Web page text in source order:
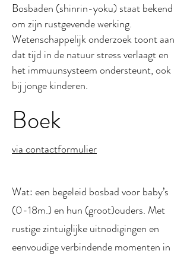
Bosbaden (shinrin-yoku) staat bekend
om zijn rustgevende werking.
Wetenschappelijk onderzoek toont aan
dat tijd in de natuur stress verlaagt en
het immuunsysteem ondersteunt, ook
bij jonge kinderen.
Boek
via contactformulier
Wat: een begeleid bosbad voor baby’s
(0-18m.) en hun (groot)ouders. Met
rustige zintuiglijke uitnodigingen en
eenvoudige verbindende momenten in